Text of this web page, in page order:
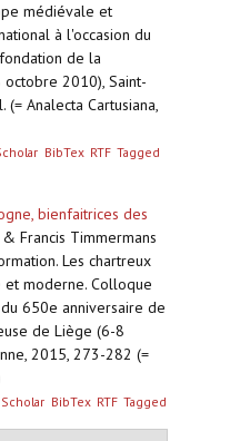
médiévale et
à l'occasion du
de la
2010), Saint-
Analecta Cartusiana,
BibTex RTF Tagged
bienfaitrices des
Francis Timmermans
Les chartreux
moderne. Colloque
650e anniversaire de
de Liège (6-8
2015, 273-282 (=
BibTex RTF Tagged